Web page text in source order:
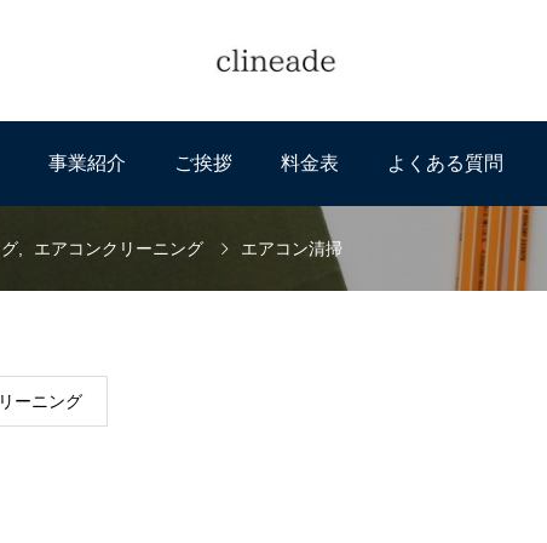
事業紹介 ご挨拶 料金表 よくある質問
エアコンクリーニング エアコン清掃
ーニング